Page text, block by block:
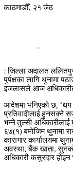
काठमाडौँ, २१ जेठ
: जिल्ला अदालत
पुर्पक्षका लागि थुनामा
इजलासले आज
आदेशमा भनिएको छ, ‘थप
प्रतिवादीलाई हुनसक्ने
भन्ने तुल्सी अधिकारीलाई
६७(१) बमोजिम थुनामा
कारागार कार्यालयमा
अवस्था, बैंक खाता, सुनको
अधिकारी कसुरदार